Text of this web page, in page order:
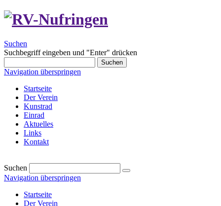
Suchen
Suchbegriff eingeben und "Enter" drücken
Suchen
Navigation überspringen
Startseite
Der Verein
Kunstrad
Einrad
Aktuelles
Links
Kontakt
Suchen
Navigation überspringen
Startseite
Der Verein